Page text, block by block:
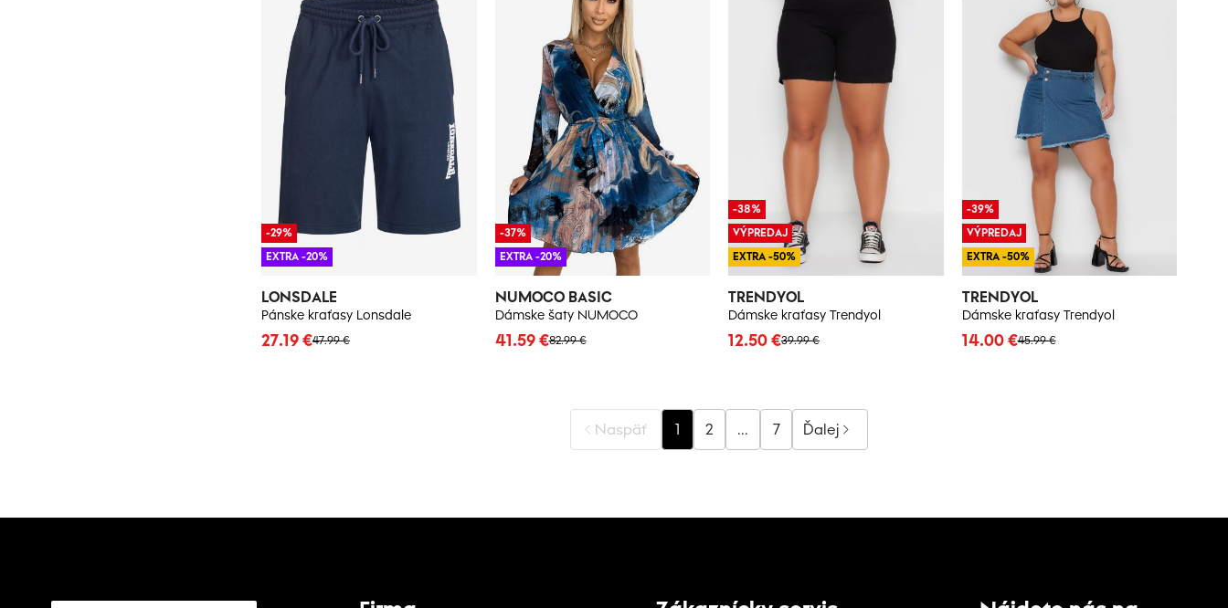
LONSDALE
Pánske kraťasy Lonsdale
47.99 €
27.19 €
-29%
EXTRA -20%
NUMOCO BASIC
Dámske šaty NUMOCO
82.99 €
41.59 €
-37%
EXTRA -20%
TRENDYOL
Dámske kraťasy Trendyol
39.99 €
12.50 €
-38%
VÝPREDAJ
EXTRA -50%
TRENDYOL
Dámske kraťasy Trendyol
45.99 €
14.00 €
-39%
VÝPREDAJ
EXTRA -50%
Naspäť 1 2 ... 7 Ďalej